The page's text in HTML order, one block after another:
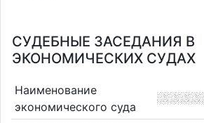
СУДЕБНЫЕ ЗАСЕДАНИЯ В
ЭКОНОМИЧЕСКИХ СУДАХ
Наименование
экономического суда